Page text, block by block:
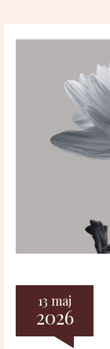
13 maj
2026